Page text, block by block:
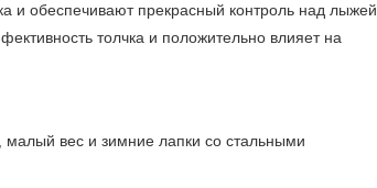
обеспечивают прекрасный контроль над лыжей.
толчка и положительно влияет на
вес и зимние лапки со стальными